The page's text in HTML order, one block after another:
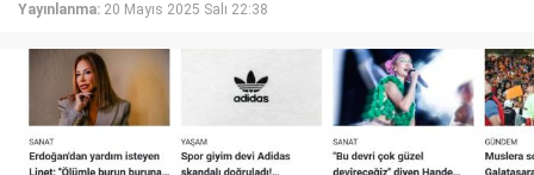
Yayınlanma: 20 Mayıs 2025 Salı 22:38